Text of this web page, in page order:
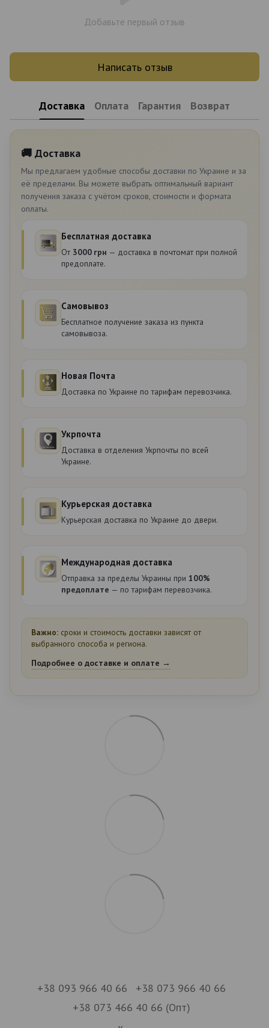
Добавьте первый отзыв
Написать отзыв
Доставка Оплата Гарантия Возврат
🚚 Доставка
Мы предлагаем удобные способы доставки по Украине и за
её пределами. Вы можете выбрать оптимальный вариант
получения заказа с учётом сроков, стоимости и формата
оплаты.
Бесплатная доставка
От 3000 грн — доставка в почтомат при полной
предоплате.
Самовывоз
Бесплатное получение заказа из пункта
самовывоза.
Новая Почта
Доставка по Украине по тарифам перевозчика.
Укрпочта
Доставка в отделения Укрпочты по всей
Украине.
Курьерская доставка
Курьерская доставка по Украине до двери.
Международная доставка
Отправка за пределы Украины при 100%
предоплате — по тарифам перевозчика.
Важно: сроки и стоимость доставки зависят от
выбранного способа и региона.
Подробнее о доставке и оплате →
+38 093 966 40 66
+38 073 966 40 66
+38 073 466 40 66 (Опт)